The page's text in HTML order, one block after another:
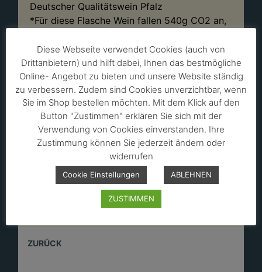
Deutscher Qualitätswein Pfalz
*Für diese Flasche Wein fallen 540g CO2 an,
kompensiert.
Stückpreis:5,40 EUR
(inkl. 19,00% MwSt. und zzgl. Versandkosten)
Füllmenge:1,0l (5,40 EUR/ 1,00 l)
Alkohol: 11,0 % vol
ZURÜCK
Diese Webseite verwendet Cookies (auch von
Drittanbietern) und hilft dabei, Ihnen das bestmögliche
Online- Angebot zu bieten und unsere Website ständig
zu verbessern. Zudem sind Cookies unverzichtbar, wenn
Sie im Shop bestellen möchten. Mit dem Klick auf den
Button "Zustimmen" erklären Sie sich mit der
Verwendung von Cookies einverstanden. Ihre
Zustimmung können Sie jederzeit ändern oder
widerrufen
Cookie Einstellungen ABLEHNEN
ZUSTIMMEN